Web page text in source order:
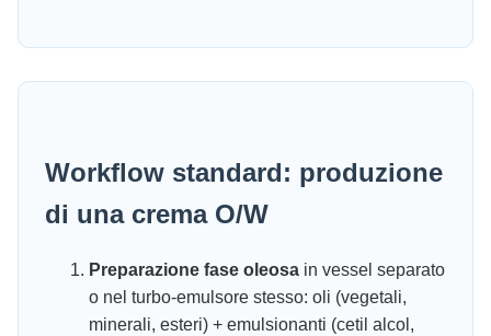
Workflow standard: produzione
di una crema O/W
Preparazione fase oleosa in vessel separato
o nel turbo-emulsore stesso: oli (vegetali,
minerali, esteri) + emulsionanti (cetil alcol,